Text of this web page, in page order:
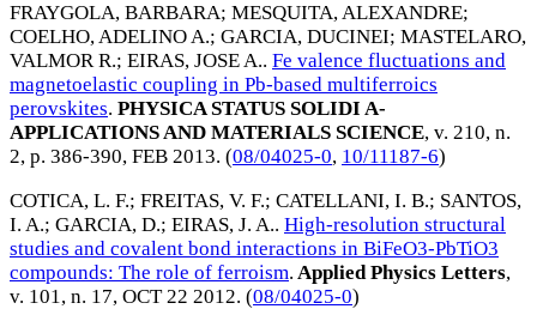
FRAYGOLA, BARBARA; MESQUITA, ALEXANDRE;
COELHO, ADELINO A.; GARCIA, DUCINEI; MASTELARO,
VALMOR R.; EIRAS, JOSE A.. Fe valence fluctuations and
magnetoelastic coupling in Pb-based multiferroics
perovskites. PHYSICA STATUS SOLIDI A-
APPLICATIONS AND MATERIALS SCIENCE, v. 210, n.
2, p. 386-390, FEB 2013. (08/04025-0, 10/11187-6)
COTICA, L. F.; FREITAS, V. F.; CATELLANI, I. B.; SANTOS,
I. A.; GARCIA, D.; EIRAS, J. A.. High-resolution structural
studies and covalent bond interactions in BiFeO3-PbTiO3
compounds: The role of ferroism. Applied Physics Letters,
v. 101, n. 17, OCT 22 2012. (08/04025-0)